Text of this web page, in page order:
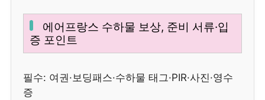
에어프랑스 수하물 보상, 준비 서류·입
증 포인트
필수: 여권·보딩패스·수하물 태그·PIR·사진·영수
증